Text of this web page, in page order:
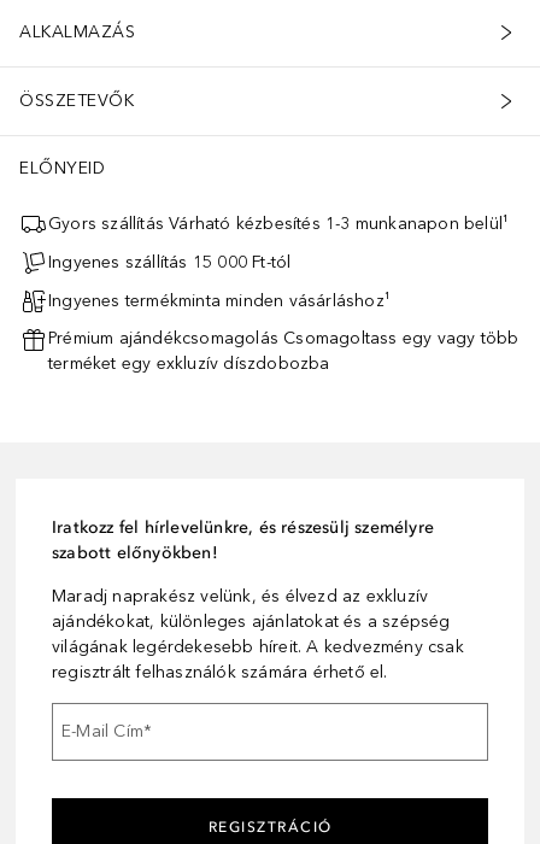
ALKALMAZÁS
ÖSSZETEVŐK
ELŐNYEID
Gyors szállítás Várható kézbesítés 1-3 munkanapon belül¹
Ingyenes szállítás 15 000 Ft-tól
Ingyenes termékminta minden vásárláshoz¹
Prémium ajándékcsomagolás Csomagoltass egy vagy több
terméket egy exkluzív díszdobozba
Iratkozz fel hírlevelünkre, és részesülj személyre
szabott előnyökben!
Maradj naprakész velünk, és élvezd az exkluzív
ajándékokat, különleges ajánlatokat és a szépség
világának legérdekesebb híreit. A kedvezmény csak
regisztrált felhasználók számára érhető el.
E-Mail Cím*
REGISZTRÁCIÓ